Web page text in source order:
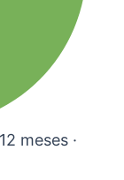
meses ·